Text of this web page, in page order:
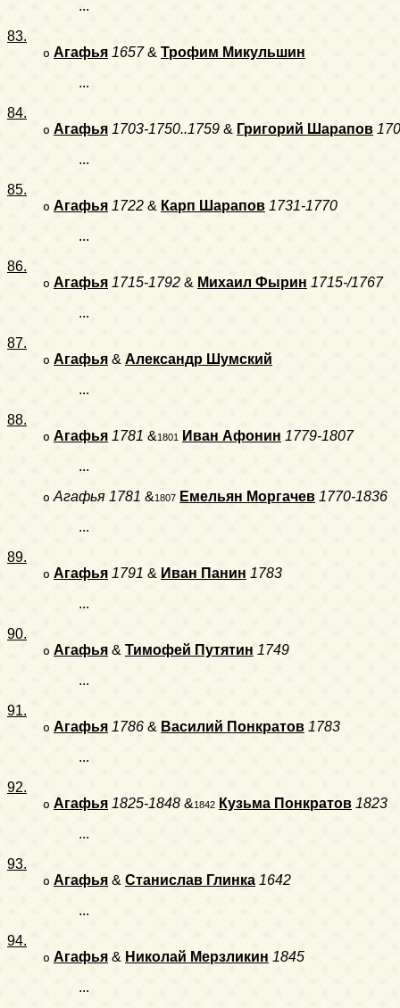
...
83.
o Агафья 1657& Трофим Микульшин
...
84.
o Агафья 1703-1750..1759 & Григорий Шарапов
...
85.
o Агафья 1722 & Карп Шарапов 1731-1770
...
86.
o Агафья 1715-1792 & Михаил Фырин 1715-/1767
...
87.
o Агафья & Александр Шумский
...
88.
o Агафья 1781 &1801 Иван Афонин 1779-1807
...
o Агафья 1781 &1807 Емельян Моргачев 1770-1836
...
89.
o Агафья 1791 & Иван Панин 1783
...
90.
o Агафья & Тимофей Путятин 1749
...
91.
o Агафья 1786 & Василий Понкратов 1783
...
92.
o Агафья 1825-1848 &1842 Кузьма Понкратов 1823
...
93.
o Агафья & Станислав Глинка 1642
...
94.
o Агафья & Николай Мерзликин 1845
...